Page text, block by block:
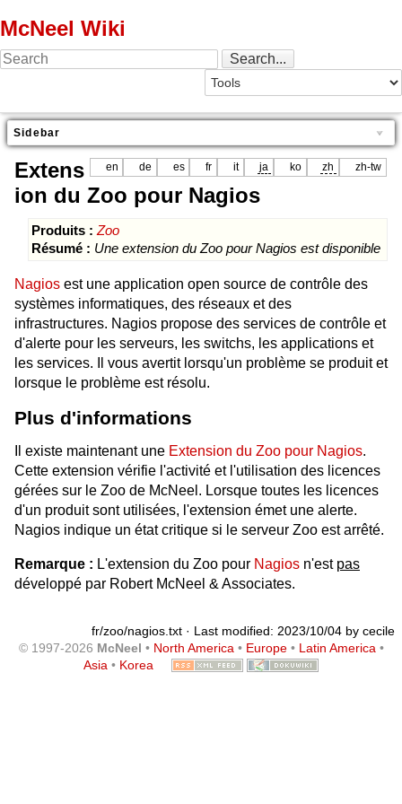
McNeel Wiki
Sidebar
en de es fr it ja ko zh zh-tw
Extens
ion du Zoo pour Nagios
Produits : Zoo
Résumé : Une extension du Zoo pour Nagios est disponible
Nagios est une application open source de contrôle des
systèmes informatiques, des réseaux et des
infrastructures. Nagios propose des services de contrôle et
d'alerte pour les serveurs, les switchs, les applications et
les services. Il vous avertit lorsqu'un problème se produit et
lorsque le problème est résolu.
Plus d'informations
Il existe maintenant une Extension du Zoo pour Nagios.
Cette extension vérifie l'activité et l'utilisation des licences
gérées sur le Zoo de McNeel. Lorsque toutes les licences
d'un produit sont utilisées, l'extension émet une alerte.
Nagios indique un état critique si le serveur Zoo est arrêté.
Remarque : L'extension du Zoo pour Nagios n'est pas
développé par Robert McNeel & Associates.
fr/zoo/nagios.txt · Last modified: 2023/10/04 by cecile
© 1997-2026 McNeel • North America • Europe• Latin America •
Asia • Korea